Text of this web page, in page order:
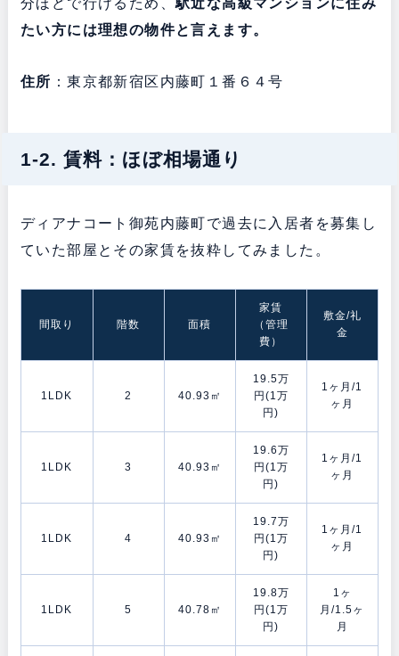
たい方には理想の物件と言えます。
住所 ：東京都新宿区内藤町１番６４号
1-2. 賃料：ほぼ相場通り
ディアナコート御苑内藤町で過去に入居者を募集し
ていた部屋とその家賃を抜粋してみました。
間取り 階数 面積
家賃
（管理
費）
敷金/礼
金
1LDK 2 40.93㎡
19.5万
円(1万
円)
1ヶ月/1
ヶ月
1LDK 3 40.93㎡
19.6万
円(1万
円)
1ヶ月/1
ヶ月
1LDK 4 40.93㎡
19.7万
円(1万
円)
1ヶ月/1
ヶ月
1LDK 5 40.78㎡
19.8万
円(1万
円)
1ヶ
月/1.5ヶ
月